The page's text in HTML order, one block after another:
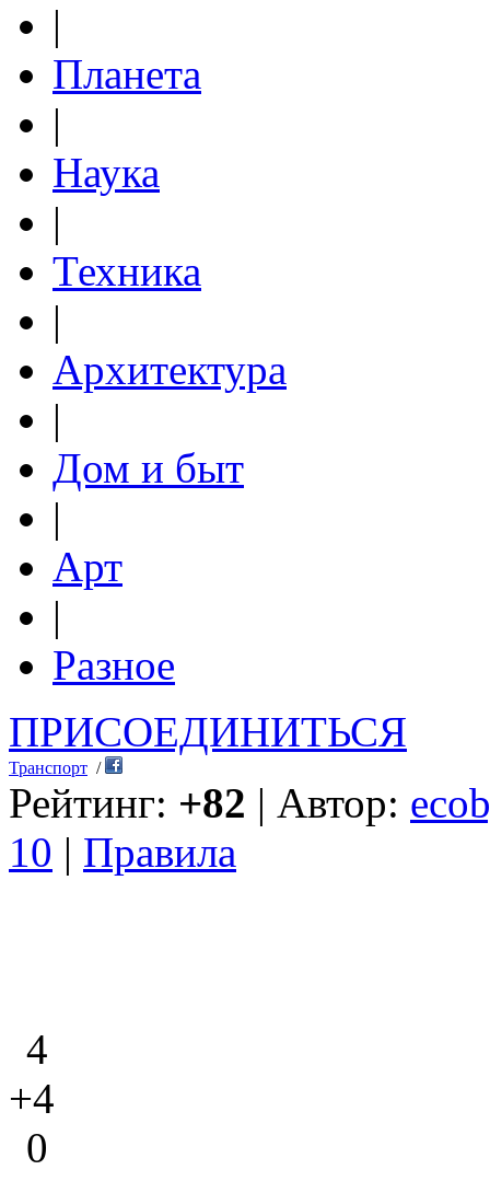
|
Планета
|
Наука
|
Техника
|
Архитектура
|
Дом и быт
|
Арт
|
Разное
ПРИСОЕДИНИТЬСЯ
Транспорт /
Рейтинг: +82 | Автор:
10 | Правила
4
+4
0